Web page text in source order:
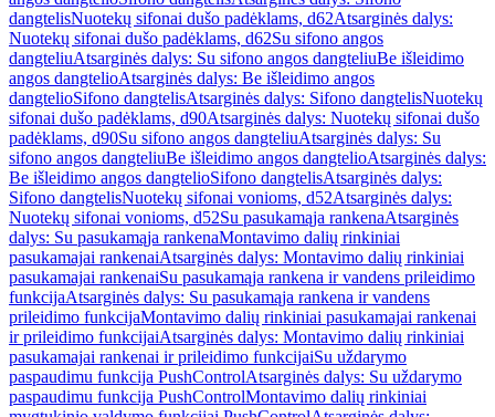
dangtelisNuotekų sifonai dušo padėklams, d62Atsarginės dalys:
Nuotekų sifonai dušo padėklams, d62Su sifono angos
dangteliuAtsarginės dalys: Su sifono angos dangteliuBe išleidimo
angos dangtelioAtsarginės dalys: Be išleidimo angos
dangtelioSifono dangtelisAtsarginės dalys: Sifono dangtelisNuotekų
sifonai dušo padėklams, d90Atsarginės dalys: Nuotekų sifonai dušo
padėklams, d90Su sifono angos dangteliuAtsarginės dalys: Su
sifono angos dangteliuBe išleidimo angos dangtelioAtsarginės dalys:
Be išleidimo angos dangtelioSifono dangtelisAtsarginės dalys:
Sifono dangtelisNuotekų sifonai vonioms, d52Atsarginės dalys:
Nuotekų sifonai vonioms, d52Su pasukamąja rankenaAtsarginės
dalys: Su pasukamąja rankenaMontavimo dalių rinkiniai
pasukamajai rankenaiAtsarginės dalys: Montavimo dalių rinkiniai
pasukamajai rankenaiSu pasukamąja rankena ir vandens prileidimo
funkcijaAtsarginės dalys: Su pasukamąja rankena ir vandens
prileidimo funkcijaMontavimo dalių rinkiniai pasukamajai rankenai
ir prileidimo funkcijaiAtsarginės dalys: Montavimo dalių rinkiniai
pasukamajai rankenai ir prileidimo funkcijaiSu uždarymo
paspaudimu funkcija PushControlAtsarginės dalys: Su uždarymo
paspaudimu funkcija PushControlMontavimo dalių rinkiniai